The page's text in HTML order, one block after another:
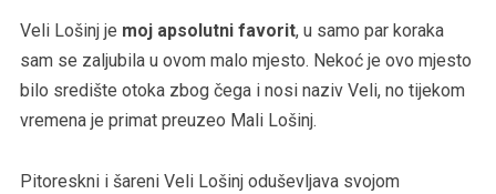
Veli Lošinj je moj apsolutni favorit, u samo par koraka
sam se zaljubila u ovom malo mjesto. Nekoć je ovo mjesto
bilo središte otoka zbog čega i nosi naziv Veli, no tijekom
vremena je primat preuzeo Mali Lošinj.
Pitoreskni i šareni Veli Lošinj oduševljava svojom